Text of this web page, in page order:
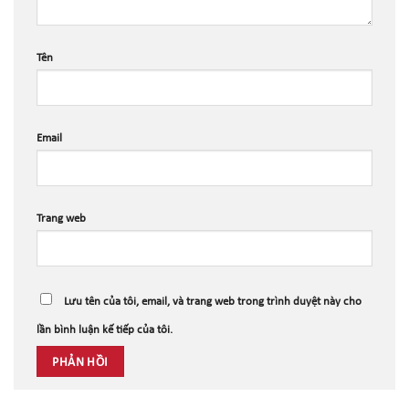
Tên
Email
Trang web
Lưu tên của tôi, email, và trang web trong trình duyệt này cho
lần bình luận kế tiếp của tôi.